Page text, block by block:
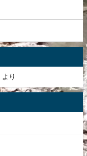
より